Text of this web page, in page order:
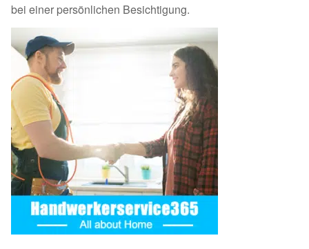
bei einer persönlichen Besichtigung.